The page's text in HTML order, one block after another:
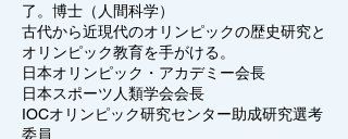
了。博士（人間科学）
古代から近現代のオリンピックの歴史研究と
オリンピック教育を手がける。
日本オリンピック・アカデミー会長
日本スポーツ人類学会会長
IOCオリンピック研究センター助成研究選考
委員